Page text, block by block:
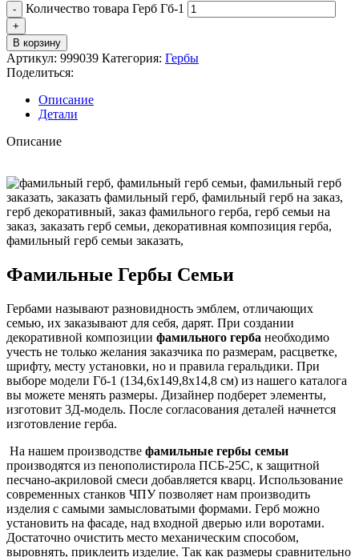
Количество товара Герб Гб-1
В корзину
Артикул: 999039 Категория: Гербы
Поделиться:
Описание
Детали
Описание
Фамильные Гербы Семьи
Гербами называют разновидность эмблем, отличающих
семью, их заказывают для себя, дарят. При создании
декоративной композиции фамильного герба необходимо
учесть не только желания заказчика по размерам, расцветке,
шрифту, месту установки, но и правила геральдики. При
выборе модели Гб-1 (134,6х149,8х14,8 см) из нашего каталога
вы можете менять размеры. Дизайнер подберет элементы,
изготовит 3Д-модель. После согласования деталей начнется
изготовление герба.
На нашем производстве фамильные гербы семьи
производятся из пенополистирола ПСБ-25С, к защитной
песчано-акриловой смеси добавляется кварц. Использование
современных станков ЧПУ позволяет нам производить
изделия с самыми замысловатыми формами. Герб можно
установить на фасаде, над входной дверью или воротами.
Достаточно очистить место механическим способом,
выровнять, приклеить изделие. Так как размеры сравнительно